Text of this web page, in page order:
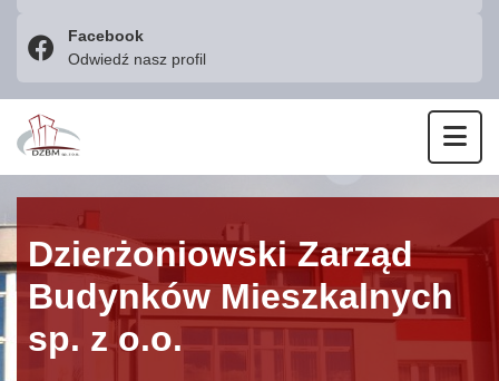
Facebook
Odwiedź nasz profil
Dzierżoniowski Zarząd
Budynków Mieszkalnych
sp. z o.o.